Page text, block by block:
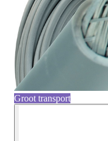
Groot transport